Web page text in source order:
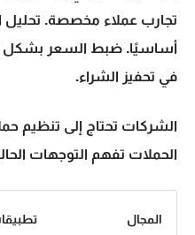
تجارب عملاء مخصصة. تحليل
أساسيًا. ضبط السعر بشكل
في تحفيز الشراء.
الشركات تحتاج إلى تنظيم
الحملات تفهم التوجهات
المجال